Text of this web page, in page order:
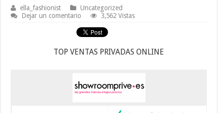
ella_fashionist
Uncategorized
Dejar un comentario
3,562 Vistas
TOP VENTAS PRIVADAS ONLINE